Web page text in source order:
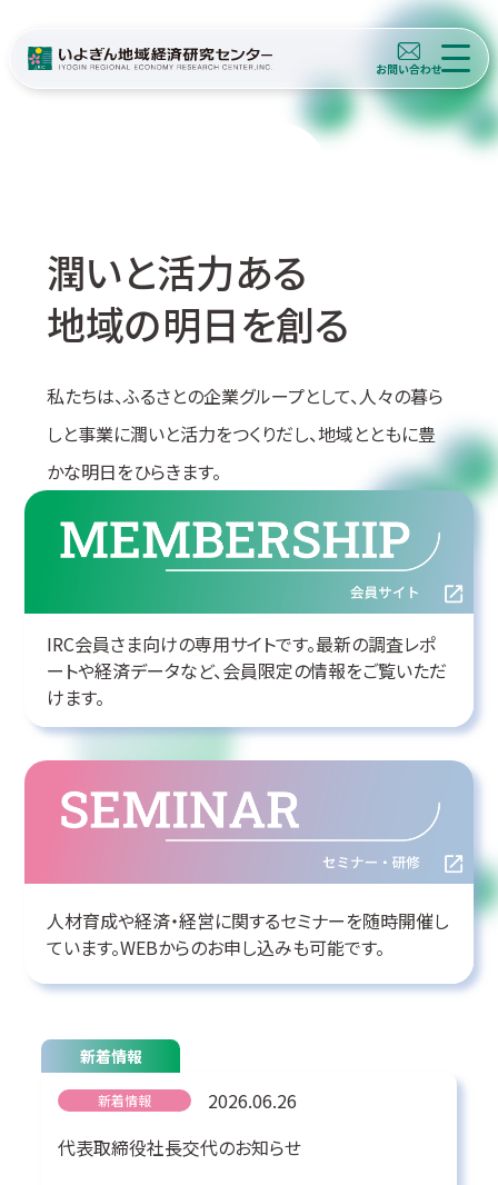
潤いと活力ある
地域の明日を創る
私たちは、ふるさとの企業グループとして、人々の暮ら
しと事業に潤いと活力をつくりだし、地域とともに豊
かな明日をひらきます。
IRC会員さま向けの専用サイトです。最新の調査レポ
ートや経済データなど、会員限定の情報をご覧いただ
けます。
人材育成や経済・経営に関するセミナーを随時開催し
ています。WEBからのお申し込みも可能です。
ニュースリリース 2026.08.06
新着情報
新着情報
2026.06.26
代表取締役社長交代のお知らせ
ニュースリリース 2026.06.24